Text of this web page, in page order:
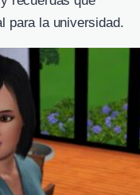
para la universidad.